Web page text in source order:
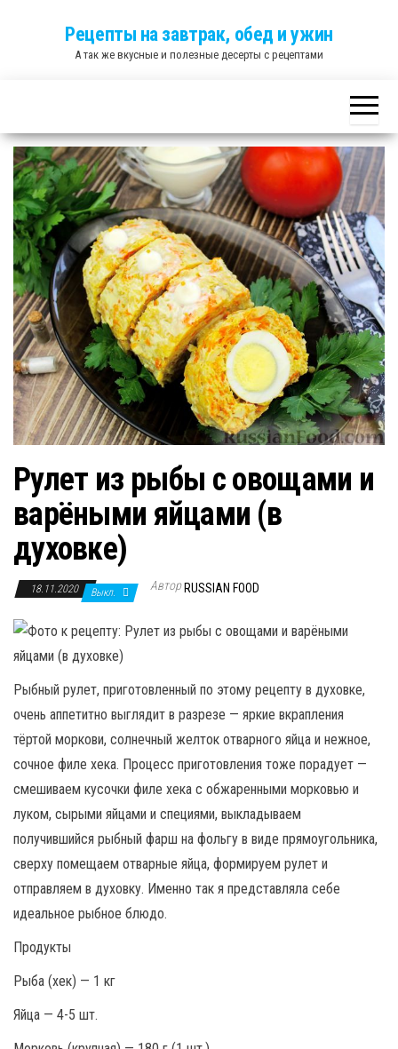
Рецепты на завтрак, обед и ужин
А так же вкусные и полезные десерты с рецептами
Рулет из рыбы с овощами и
варёными яйцами (в
духовке)
18.11.2020 Выкл. Автор RUSSIAN FOOD
Рыбный рулет, приготовленный по этому рецепту в духовке,
очень аппетитно выглядит в разрезе — яркие вкрапления
тёртой моркови, солнечный желток отварного яйца и нежное,
сочное филе хека. Процесс приготовления тоже порадует —
смешиваем кусочки филе хека с обжаренными морковью и
луком, сырыми яйцами и специями, выкладываем
получившийся рыбный фарш на фольгу в виде прямоугольника,
сверху помещаем отварные яйца, формируем рулет и
отправляем в духовку. Именно так я представляла себе
идеальное рыбное блюдо.
Продукты
Рыба (хек) — 1 кг
Яйца — 4-5 шт.